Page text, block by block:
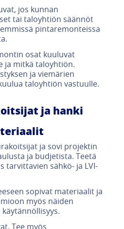
jos kunnan
tai taloyhtiön säännöt
pintaremonteissa
osat kuuluvat
ja mitkä taloyhtiön.
ja viemärien
taloyhtiön vastuulle.
ja hanki
ja sovi projektin
ja budjetista. Teetä
tarvittavien sähkö- ja LVI-
sopivat materiaalit ja
myös näiden
Tee myös